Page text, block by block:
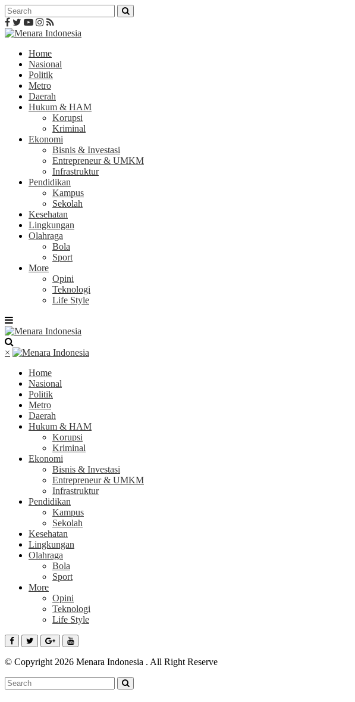
Home
Nasional
Politik
Metro
Daerah
Hukum & HAM
Korupsi
Kriminal
Ekonomi
Bisnis & Investasi
Entrepreneur & UMKM
Infrastruktur
Pendidikan
Kampus
Sekolah
Kesehatan
Lingkungan
Olahraga
Bola
Sport
More
Opini
Teknologi
Life Style
×
Home
Nasional
Politik
Metro
Daerah
Hukum & HAM
Korupsi
Kriminal
Ekonomi
Bisnis & Investasi
Entrepreneur & UMKM
Infrastruktur
Pendidikan
Kampus
Sekolah
Kesehatan
Lingkungan
Olahraga
Bola
Sport
More
Opini
Teknologi
Life Style
© Copyright 2026 Menara Indonesia . All Right Reserve